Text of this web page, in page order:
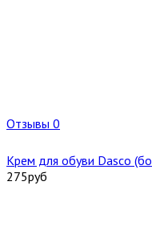
Отзывы 0
Крем для обуви Dasco
275руб